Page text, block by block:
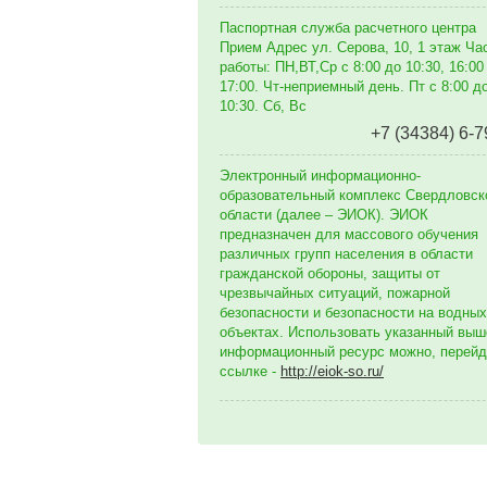
Паспортная служба расчетного центра
Прием Адрес ул. Серова, 10, 1 этаж
работы: ПН,ВТ,Ср с 8:00 до 10:30, 16:00
17:00. Чт-неприемный день. Пт с 8:00
10:30. Сб, Вс
+7 (34384) 6-
Электронный информационно-
образовательный комплекс
области (далее – ЭИОК). ЭИОК
предназначен для массового обучения
различных групп населения в области
гражданской обороны, защиты от
чрезвычайных ситуаций, пожарной
безопасности и безопасности на водных
объектах. Использовать указанный
информационный ресурс можно,
ссылке - http://eiok-so.ru/